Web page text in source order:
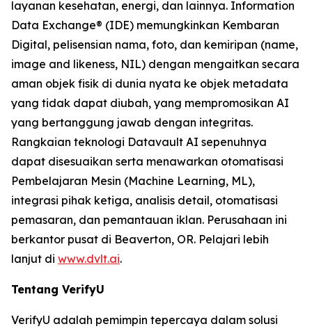
layanan kesehatan, energi, dan lainnya. Information
Data Exchange® (IDE) memungkinkan Kembaran
Digital, pelisensian nama, foto, dan kemiripan (name,
image and likeness, NIL) dengan mengaitkan secara
aman objek fisik di dunia nyata ke objek metadata
yang tidak dapat diubah, yang mempromosikan AI
yang bertanggung jawab dengan integritas.
Rangkaian teknologi Datavault AI sepenuhnya
dapat disesuaikan serta menawarkan otomatisasi
Pembelajaran Mesin (Machine Learning, ML),
integrasi pihak ketiga, analisis detail, otomatisasi
pemasaran, dan pemantauan iklan. Perusahaan ini
berkantor pusat di Beaverton, OR. Pelajari lebih
lanjut di www.dvlt.ai.
Tentang VerifyU
VerifyU adalah pemimpin tepercaya dalam solusi